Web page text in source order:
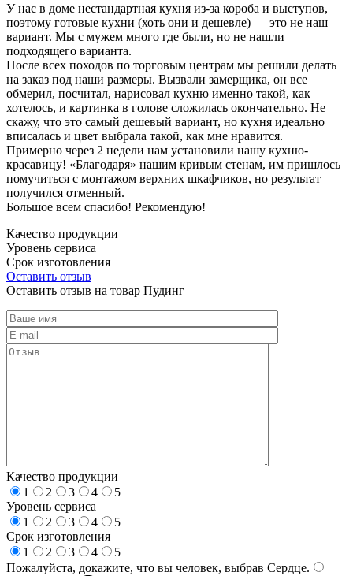
У нас в доме нестандартная кухня из-за короба и выступов,
поэтому готовые кухни (хоть они и дешевле) — это не наш
вариант. Мы с мужем много где были, но не нашли
подходящего варианта.
После всех походов по торговым центрам мы решили делать
на заказ под наши размеры. Вызвали замерщика, он все
обмерил, посчитал, нарисовал кухню именно такой, как
хотелось, и картинка в голове сложилась окончательно. Не
скажу, что это самый дешевый вариант, но кухня идеально
вписалась и цвет выбрала такой, как мне нравится.
Примерно через 2 недели нам установили нашу кухню-
красавицу! «Благодаря» нашим кривым стенам, им пришлось
помучиться с монтажом верхних шкафчиков, но результат
получился отменный.
Большое всем спасибо! Рекомендую!
Качество продукции
Уровень сервиса
Срок изготовления
Оставить отзыв
Оставить отзыв на товар Пудинг
Качество продукции
1
2 3 4
5
Уровень сервиса
1
2 3 4
5
Срок изготовления
1
2 3 4
5
Пожалуйста, докажите, что вы человек, выбрав Сердце.